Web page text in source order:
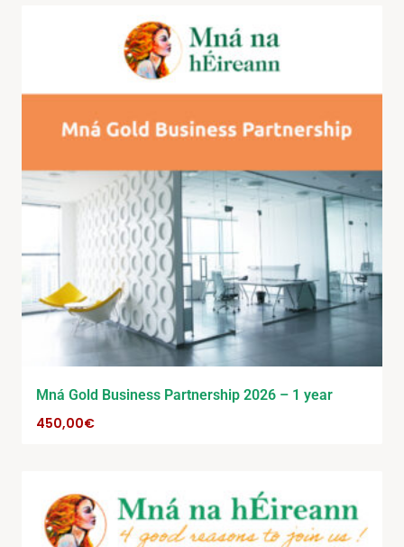
Mná Gold Business Partnership 2026 – 1 year
450,00€